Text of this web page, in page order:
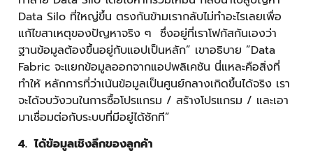
Data Silo ที่ใหญ่ขึ้น ตรงกันข้ามเรากลับไม่ทำอะไรเลยเพื่อ
แก้ไขสาเหตุของปัญหาจริง ๆ ซึ่งอยู่ที่เราโฟกัสกันเองว่า
ฐานข้อมูลต้องขึ้นอยู่กับแอปเป็นหลัก” เขาอธิบาย ”Data
Fabric จะแยกข้อมูลออกจากแอปพลิเคชัน นี่แหละคือสิ่งที่
ทำให้ หลักการที่ว่าเน้นข้อมูลเป็นศูนย์กลางเกิดขึ้นได้จริง เรา
จะได้จบวังวนในการซื้อโปรแกรม / สร้างโปรแกรม / และเอา
มาเชื่อมต่อกับระบบที่มีอยู่ได้ซักที”
4. ได้ข้อมูลเชิงลึกของลูกค้า